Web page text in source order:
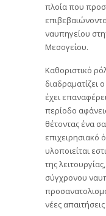
πλοία που
ναυπηγείου
Μεσογείου.
Καθοριστικό
διαδραματίζει
έχει
περίοδο
θέτοντας ένα
επιχειρησιακό
υλοποιείται
της
σύγχρονου
νέες